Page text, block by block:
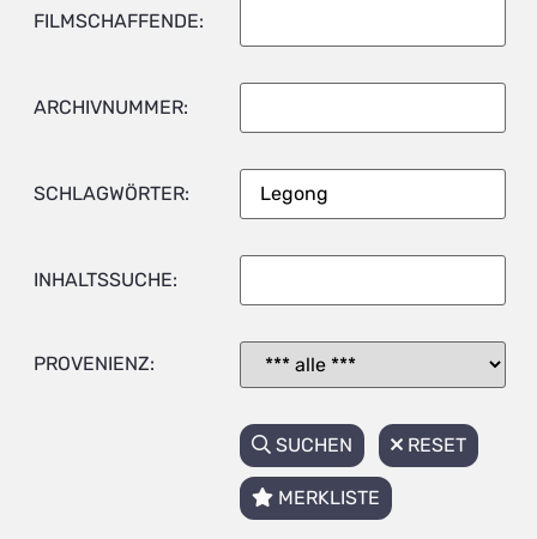
FILMSCHAFFENDE:
ARCHIVNUMMER:
SCHLAGWÖRTER:
INHALTSSUCHE:
PROVENIENZ:
SUCHEN RESET
MERKLISTE